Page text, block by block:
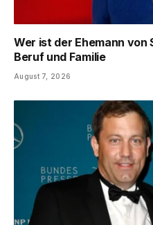
Wer ist der Ehemann von
Beruf und Familie
August 7, 2026